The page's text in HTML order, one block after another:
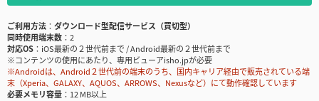
ご利用方法
ダウンロード型配信サービス（買切型）
同時使用端末数
2
対応OS
iOS最新の２世代前まで / Android最新の２世代前まで
※コンテンツの使用にあたり、専用ビューアisho.jpが必要
※Androidは、Android２世代前の端末のうち、国内キャリア経由で販売されている端
末（Xperia、GALAXY、AQUOS、ARROWS、Nexusなど）にて動作確認しています
必要メモリ容量
12 MB以上